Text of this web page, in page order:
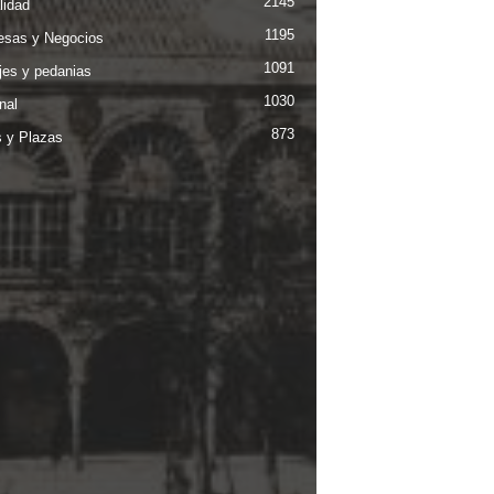
y Negocios 1195
y pedanias 1091
1030
y Plazas 873